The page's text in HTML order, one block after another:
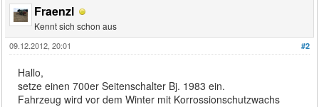
Fraenzl
Kennt sich schon aus
#2
09.12.2012, 20:01
Hallo,
setze einen 700er Seitenschalter Bj. 1983 ein.
Fahrzeug wird vor dem Winter mit Korrossionschutzwachs